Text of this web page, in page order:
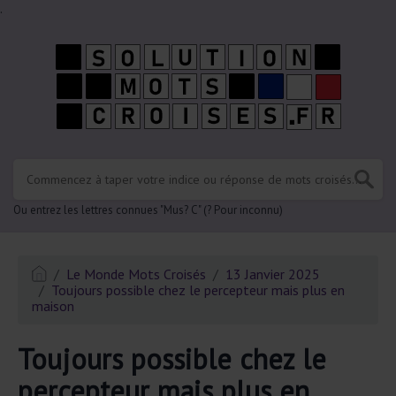
.
Ou entrez les lettres connues "Mus? C" (? Pour inconnu)
Le Monde Mots Croisés
13 Janvier 2025
Toujours possible chez le percepteur mais plus en
maison
Toujours possible chez le